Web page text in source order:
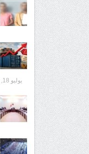
يوليو 18, 2026